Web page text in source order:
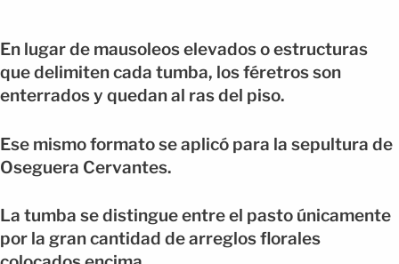
En lugar de mausoleos elevados o estructuras
que delimiten cada tumba, los féretros son
enterrados y quedan al ras del piso.
Ese mismo formato se aplicó para la sepultura de
Oseguera Cervantes.
La tumba se distingue entre el pasto únicamente
por la gran cantidad de arreglos florales